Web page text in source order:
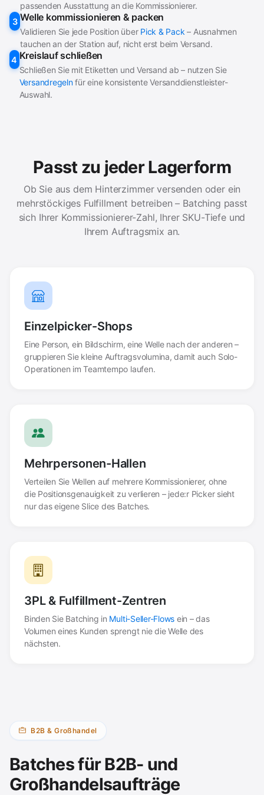
passenden Ausstattung an die Kommissionierer.
3 Welle kommissionieren & packen
Validieren Sie jede Position über Pick & Pack – Ausnahmen
tauchen an der Station auf, nicht erst beim Versand.
4 Kreislauf schließen
Schließen Sie mit Etiketten und Versand ab – nutzen Sie
Versandregelnfür eine konsistente Versanddienstleister-
Auswahl.
Passt zu jeder Lagerform
Ob Sie aus dem Hinterzimmer versenden oder ein
mehrstöckiges Fulfillment betreiben – Batching passt
sich Ihrer Kommissionierer-Zahl, Ihrer SKU-Tiefe und
Ihrem Auftragsmix an.
Einzelpicker-Shops
Eine Person, ein Bildschirm, eine Welle nach der anderen –
gruppieren Sie kleine Auftragsvolumina, damit auch Solo-
Operationen im Teamtempo laufen.
Mehrpersonen-Hallen
Verteilen Sie Wellen auf mehrere Kommissionierer, ohne
die Positionsgenauigkeit zu verlieren – jede:r Picker sieht
nur das eigene Slice des Batches.
3PL & Fulfillment-Zentren
Binden Sie Batching in Multi-Seller-Flows ein – das
Volumen eines Kunden sprengt nie die Welle des
nächsten.
B2B & Großhandel
Batches für B2B- und
Großhandelsaufträge